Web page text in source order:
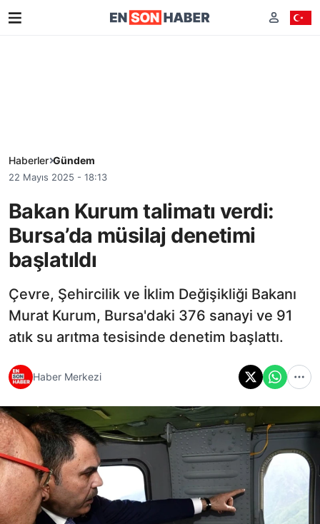
Haberler Gündem
22 Mayıs 2025 - 18:13
Bakan Kurum talimatı verdi:
Bursa’da müsilaj denetimi
başlatıldı
Çevre, Şehircilik ve İklim Değişikliği Bakanı
Murat Kurum, Bursa'daki 376 sanayi ve 91
atık su arıtma tesisinde denetim başlattı.
Haber Merkezi